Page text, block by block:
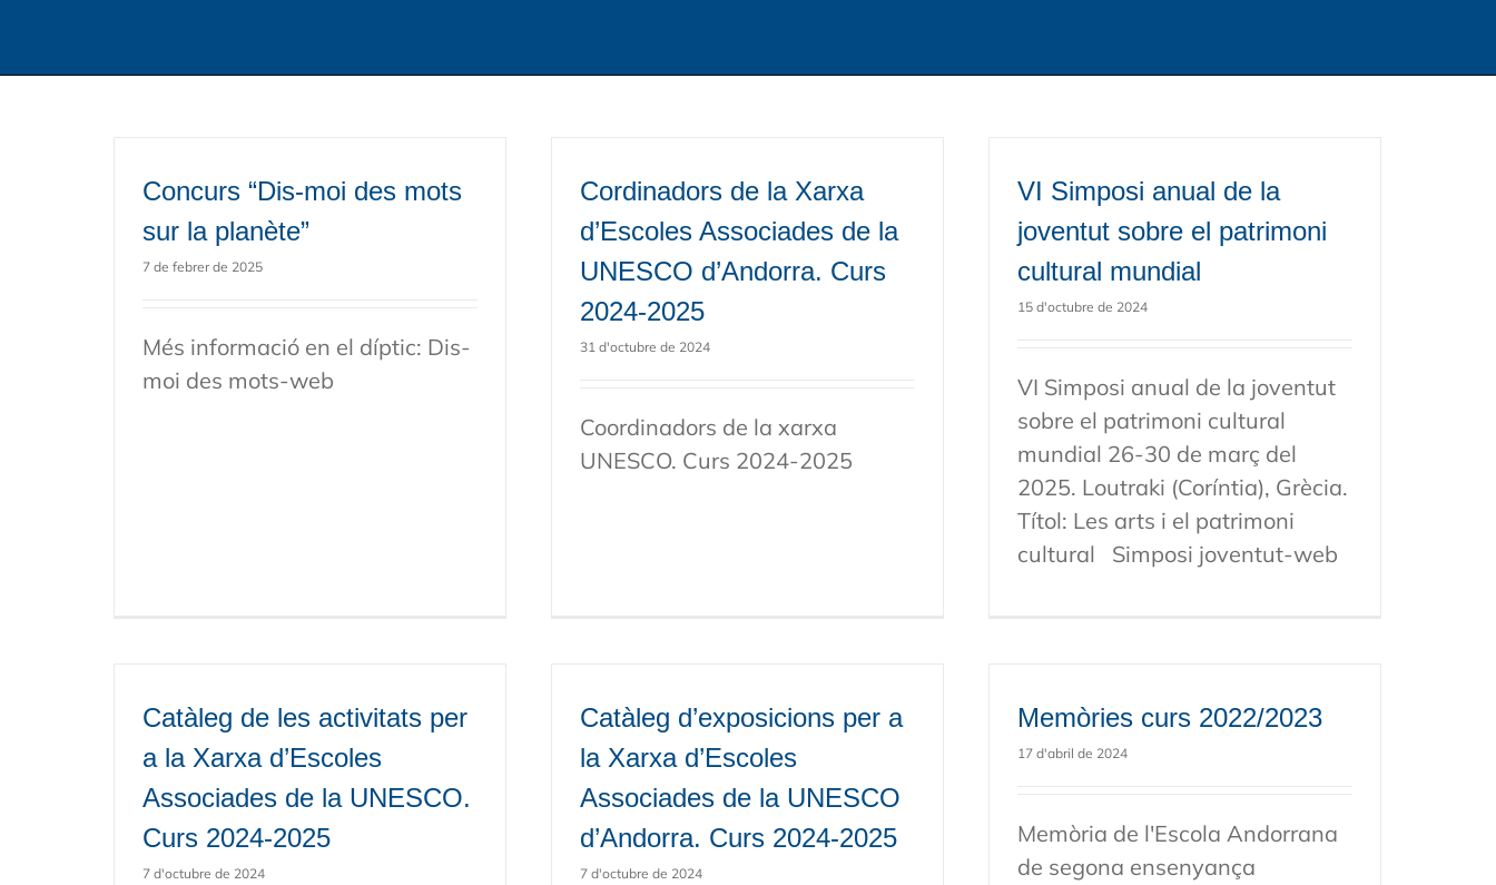
Concurs “Dis-moi des mots
sur la planète”
7 de febrer de 2025
Més informació en el díptic: Dis-
moi des mots-web
Cordinadors de la Xarxa
d’Escoles Associades de la
UNESCO d’Andorra. Curs
2024-2025
31 d'octubre de 2024
Coordinadors de la xarxa
UNESCO. Curs 2024-2025
VI Simposi anual de la
joventut sobre el patrimoni
cultural mundial
15 d'octubre de 2024
VI Simposi anual de la joventut
sobre el patrimoni cultural
mundial 26-30 de març del
2025. Loutraki (Coríntia), Grècia.
Títol: Les arts i el patrimoni
cultural Simposi joventut-web
Catàleg de les activitats per
a la Xarxa d’Escoles
Associades de la UNESCO.
Curs 2024-2025
7 d'octubre de 2024
Catàleg d’exposicions per a
la Xarxa d’Escoles
Associades de la UNESCO
d’Andorra. Curs 2024-2025
7 d'octubre de 2024
Memòries curs 2022/2023
17 d'abril de 2024
Memòria de l'Escola Andorrana
de segona ensenyança